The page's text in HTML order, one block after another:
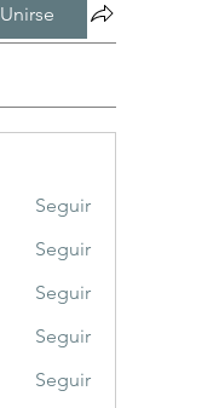
Unirse
Seguir
Seguir
Seguir
Seguir
Seguir